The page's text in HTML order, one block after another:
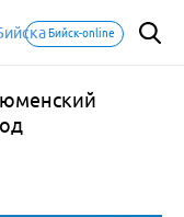
Бийск-online